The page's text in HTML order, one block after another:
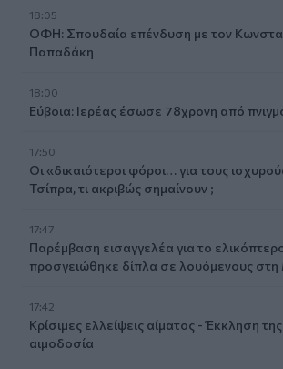
18:05
ΟΦΗ: Σπουδαία επένδυση με τον
Παπαδάκη
18:00
Εύβοια: Ιερέας έσωσε 78χρονη από
17:50
Οι «δικαιότεροι φόροι… για τους
Τσίπρα, τι ακριβώς σημαίνουν ;
17:47
Παρέμβαση εισαγγελέα για το
προσγειώθηκε δίπλα σε λουόμενους
17:42
Κρίσιμες ελλείψεις αίματος - Έκκληση
αιμοδοσία